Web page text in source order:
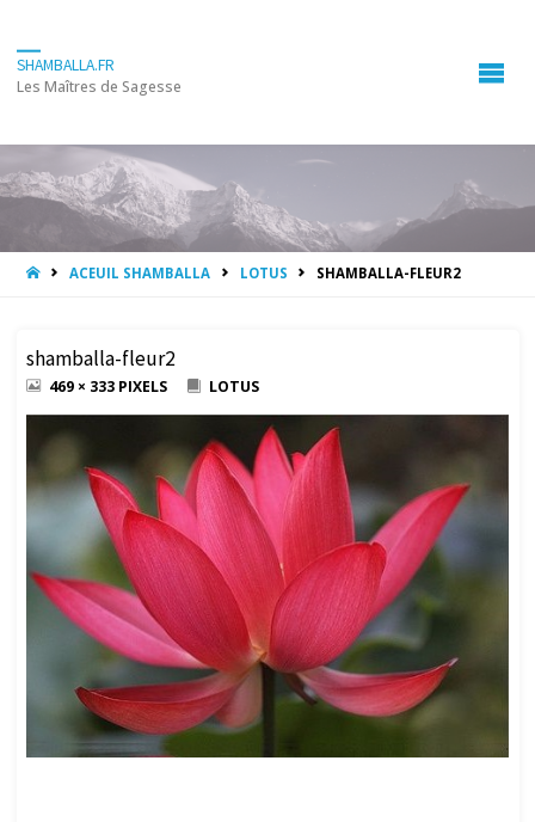
SHAMBALLA.FR
Les Maîtres de Sagesse
HOMEACEUIL SHAMBALLA LOTUS SHAMBALLA-FLEUR2
shamballa-fleur2
FULL469 × 333 PIXELS LOTUS